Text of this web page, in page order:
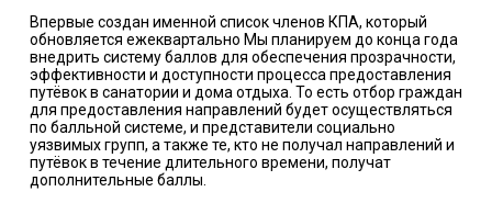
Впервые создан именной список членов КПА, который
обновляется ежеквартально Мы планируем до конца года
внедрить систему баллов для обеспечения прозрачности,
эффективности и доступности процесса предоставления
путёвок в санатории и дома отдыха. То есть отбор граждан
для предоставления направлений будет осуществляться
по балльной системе, и представители социально
уязвимых групп, а также те, кто не получал направлений и
путёвок в течение длительного времени, получат
дополнительные баллы.